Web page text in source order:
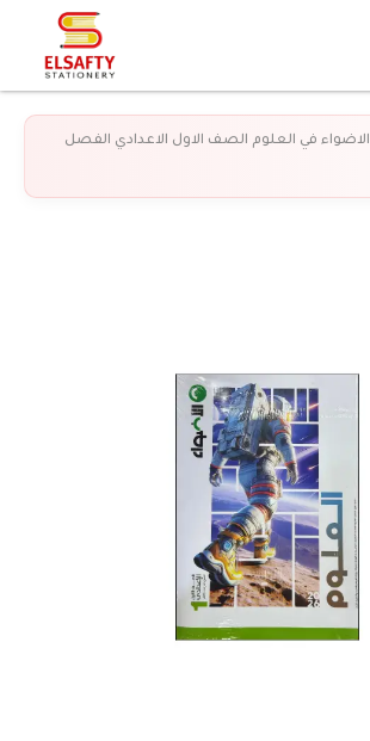
الاضواء في العلوم الصف الاول الاعدادي الفصل